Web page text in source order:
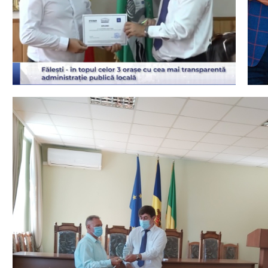
Rapoarte
Inițiative în derulare
Inițiative desfășurate
Manual de proceduri
Note & poziții​
Organigrama IDIS
Anunțuri
Consiliul consulativ internațional IDIS
Politici regionale
Bunele practici
Laborator sociometric
Transparența guvernării locale
People Watch
Proces democratic
Agenda Națională de Business
Puterea hibridă
15 minute de realism economic